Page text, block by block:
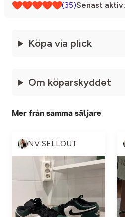
(35)Senast aktiv:
Köpa via plick
Om köparskyddet
Mer från samma säljare
NV SELLOUT